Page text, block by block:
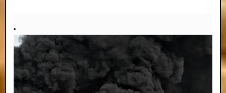
-- Самое большое богатство — это ум. Самая большая нищета — глупость.
Из всех страхов самый пугающий — самолюбование.
-- Лучшее, что можно сделать с хорошим советом, это пропустить его
мимо ушей. Он никогда не бывает полезен никому, кроме того, кто его дал.
-- Люблю давать советы и очень не люблю, когда их дают мне.